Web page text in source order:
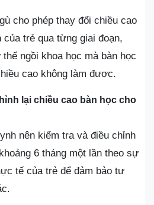
cho phép thay đổi chiều cao
trẻ qua từng giai đoạn,
ngồi khoa học mà bàn học
cao không làm được.
lại chiều cao bàn học cho
nên kiểm tra và điều chỉnh
6 tháng một lần theo sự
tế của trẻ để đảm bảo tư